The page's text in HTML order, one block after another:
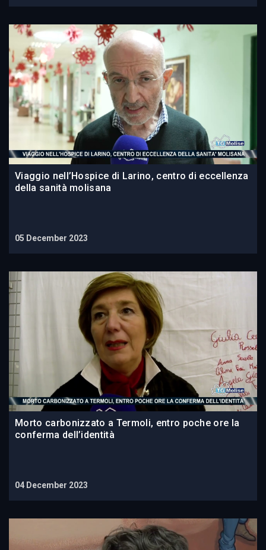
Viaggio nell’Hospice di Larino, centro di eccellenza
della sanità molisana
05 December 2023
Morto carbonizzato a Termoli, entro poche ore la
conferma dell’identità
04 December 2023